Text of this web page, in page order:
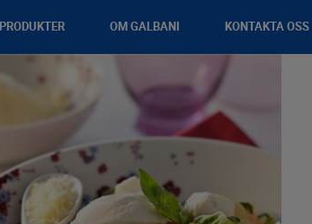
PRODUKTER OM GALBANI KONTAKTA OSS